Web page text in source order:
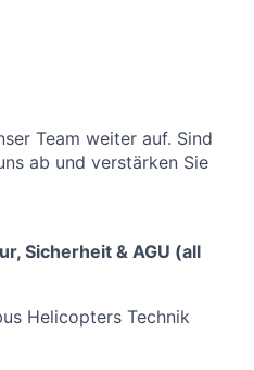
Team weiter auf. Sind
ab und verstärken Sie
Sicherheit & AGU (all
Helicopters Technik